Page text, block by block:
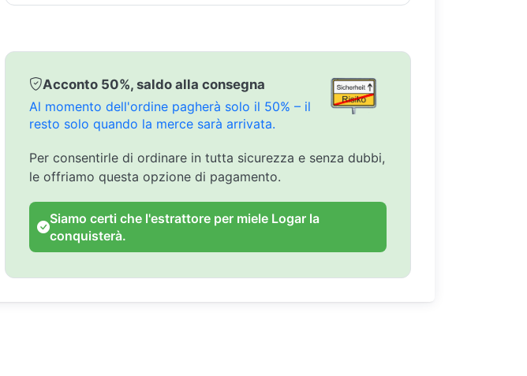
Acconto 50%, saldo alla consegna
Al momento dell'ordine pagherà solo il 50% – il
resto solo quando la merce sarà arrivata.
Per consentirle di ordinare in tutta sicurezza e senza dubbi,
le offriamo questa opzione di pagamento.
Siamo certi che l'estrattore per miele Logar la
conquisterà.